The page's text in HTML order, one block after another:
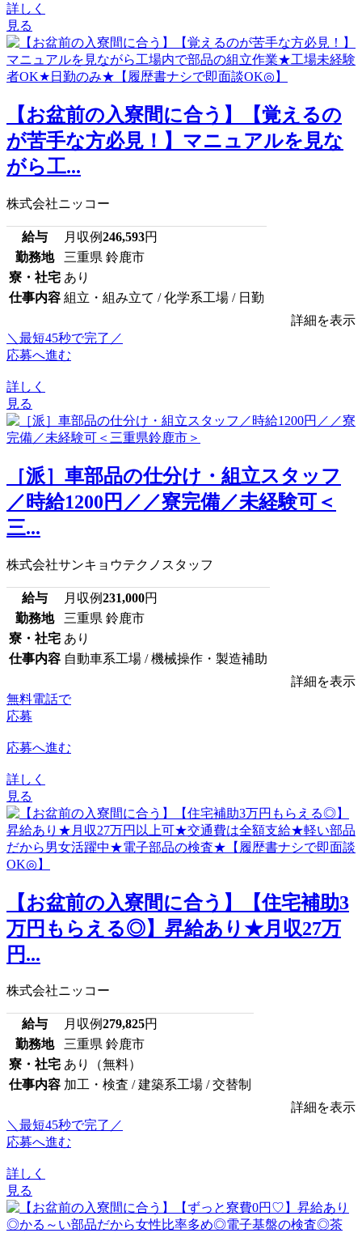
詳しく
見る
【お盆前の入寮間に合う】【覚えるの
が苦手な方必見！】マニュアルを見な
がら工...
株式会社ニッコー
給与 月収例246,593円
勤務地
三重県 鈴鹿市
寮・社宅 あり
仕事内容 組立・組み立て / 化学系工場 / 日勤
詳細を表示
＼最短45秒で完了／
応募へ進む
詳しく
見る
［派］車部品の仕分け・組立スタッフ
／時給1200円／／寮完備／未経験可＜
三...
株式会社サンキョウテクノスタッフ
給与 月収例231,000円
勤務地
三重県 鈴鹿市
寮・社宅 あり
仕事内容 自動車系工場 / 機械操作・製造補助
詳細を表示
無料電話で
応募
応募へ進む
詳しく
見る
【お盆前の入寮間に合う】【住宅補助3
万円もらえる◎】昇給あり★月収27万
円...
株式会社ニッコー
給与 月収例279,825円
勤務地
三重県 鈴鹿市
寮・社宅 あり（無料）
仕事内容 加工・検査 / 建築系工場 / 交替制
詳細を表示
＼最短45秒で完了／
応募へ進む
詳しく
見る